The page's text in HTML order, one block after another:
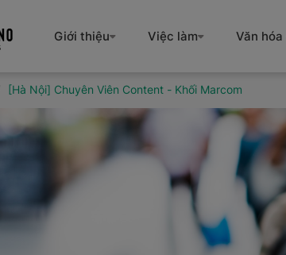
Giới thiệu Việc làm Văn
[Hà Nội] Chuyên Viên Content - Khối Marcom